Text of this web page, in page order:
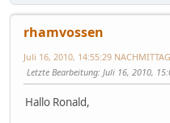
rhamvossen
Juli 16, 2010, 14:55:29
Letzte Bearbeitung: Juli 16, 2010,
Hallo Ronald,